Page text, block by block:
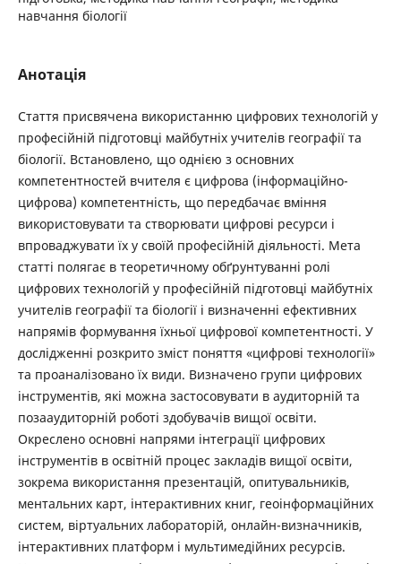
навчання біології
Анотація
Стаття присвячена використанню цифрових технологій у
професійній підготовці майбутніх учителів географії та
біології. Встановлено, що однією з основних
компетентностей вчителя є цифрова (інформаційно-
цифрова) компетентність, що передбачає вміння
використовувати та створювати цифрові ресурси і
впроваджувати їх у своїй професійній діяльності. Мета
статті полягає в теоретичному обґрунтуванні ролі
цифрових технологій у професійній підготовці майбутніх
учителів географії та біології і визначенні ефективних
напрямів формування їхньої цифрової компетентності. У
дослідженні розкрито зміст поняття «цифрові технології»
та проаналізовано їх види. Визначено групи цифрових
інструментів, які можна застосовувати в аудиторній та
позааудиторній роботі здобувачів вищої освіти.
Окреслено основні напрями інтеграції цифрових
інструментів в освітній процес закладів вищої освіти,
зокрема використання презентацій, опитувальників,
ментальних карт, інтерактивних книг, геоінформаційних
систем, віртуальних лабораторій, онлайн-визначників,
інтерактивних платформ і мультимедійних ресурсів.